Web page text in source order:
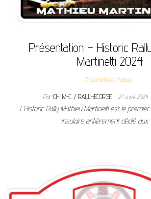
Présentation – Historic
Martinetti 2024
Présentations Rallyes
ParCH. M-C / RALLYECORSE 27 avril 2024
L’Historic Rally Mathieu Martinetti est le
insulaire entièrement dédié aux